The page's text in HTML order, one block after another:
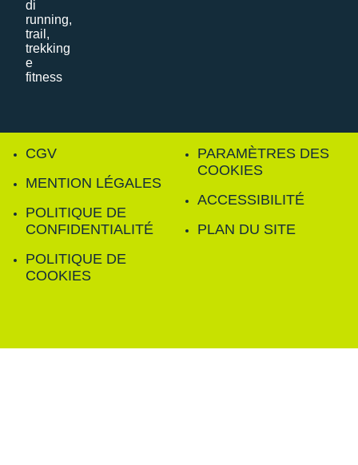
CGV
MENTION LÉGALES
POLITIQUE DE
CONFIDENTIALITÉ
POLITIQUE DE
COOKIES
PARAMÈTRES DES
COOKIES
ACCESSIBILITÉ
PLAN DU SITE